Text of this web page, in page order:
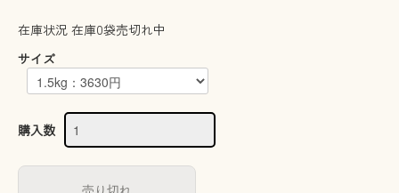
在庫状況 在庫0袋売切れ中
サイズ
購入数